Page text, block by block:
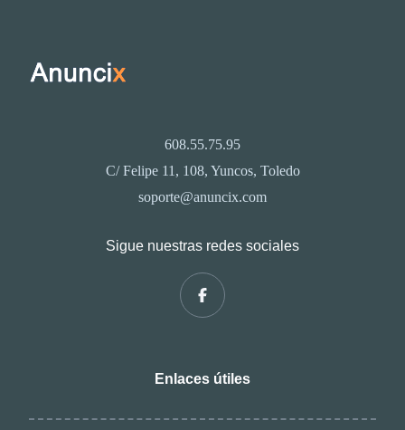
608.55.75.95
C/ Felipe 11, 108, Yuncos, Toledo
soporte@anuncix.com
Sigue nuestras redes sociales
Enlaces útiles